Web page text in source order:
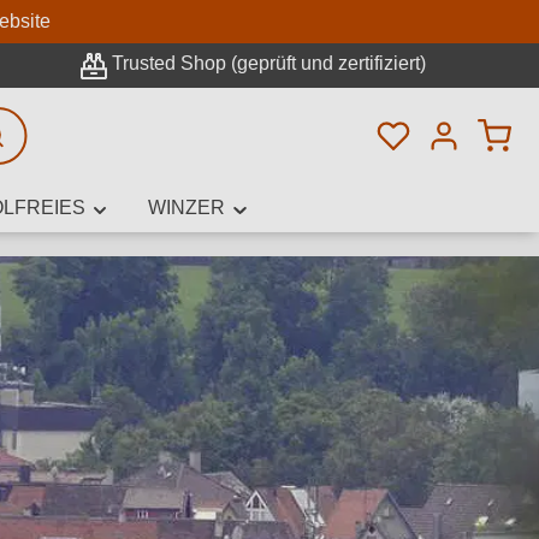
Trusted Shop (geprüft und zertifiziert)
Du hast 0
WINZER
Suche